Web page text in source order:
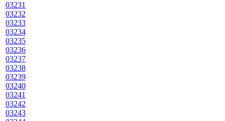
03231
03232
03233
03234
03235
03236
03237
03238
03239
03240
03241
03242
03243